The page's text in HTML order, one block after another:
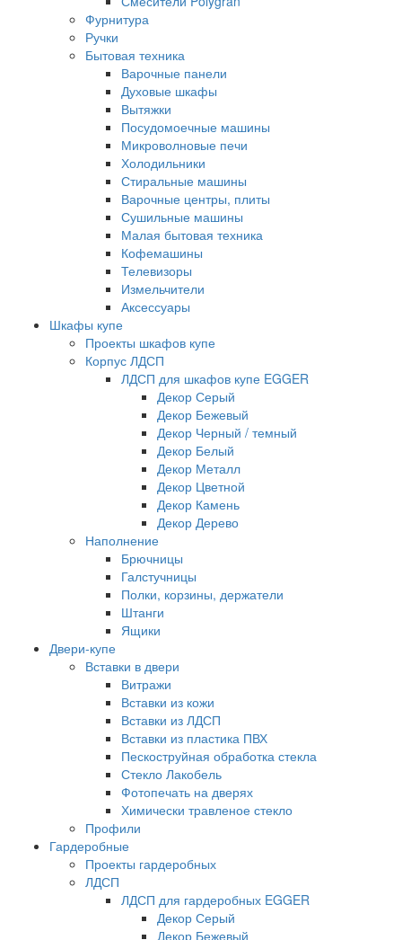
Фурнитура
Ручки
Бытовая техника
Варочные панели
Духовые шкафы
Вытяжки
Посудомоечные машины
Микроволновые печи
Холодильники
Стиральные машины
Варочные центры, плиты
Сушильные машины
Малая бытовая техника
Кофемашины
Телевизоры
Измельчители
Аксессуары
Шкафы купе
Проекты шкафов купе
Корпус ЛДСП
ЛДСП для шкафов купе EGGER
Декор Серый
Декор Бежевый
Декор Черный / темный
Декор Белый
Декор Металл
Декор Цветной
Декор Камень
Декор Дерево
Наполнение
Брючницы
Галстучницы
Полки, корзины, держатели
Штанги
Ящики
Двери-купе
Вставки в двери
Витражи
Вставки из кожи
Вставки из ЛДСП
Вставки из пластика ПВХ
Пескоструйная обработка стекла
Стекло Лакобель
Фотопечать на дверях
Химически травленое стекло
Профили
Гардеробные
Проекты гардеробных
ЛДСП
ЛДСП для гардеробных EGGER
Декор Серый
Декор Бежевый